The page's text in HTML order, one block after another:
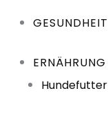
GESUNDHEIT
ERNÄHRUNG
Hundefutter